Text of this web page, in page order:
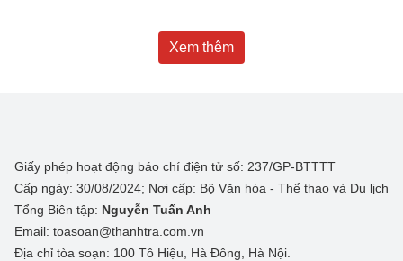
Xem thêm
Giấy phép hoạt động báo chí điện tử số: 237/GP-BTTTT
Cấp ngày: 30/08/2024; Nơi cấp: Bộ Văn hóa - Thể thao và Du lịch
Tổng Biên tập: Nguyễn Tuấn Anh
Email: toasoan@thanhtra.com.vn
Địa chỉ tòa soạn: 100 Tô Hiệu, Hà Đông, Hà Nội.